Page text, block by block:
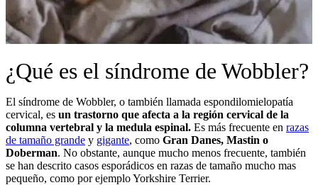
¿Qué es el síndrome de Wobbler?
El síndrome de Wobbler, o también llamada espondilomielopatía
cervical, es un trastorno que afecta a la región cervical de la
columna vertebral y la medula espinal. Es más frecuente en razas
de tamaño grande y gigante, como Gran Danes, Mastin o
Doberman. No obstante, aunque mucho menos frecuente, también
se han descrito casos esporádicos en razas de tamaño mucho mas
pequeño, como por ejemplo Yorkshire Terrier.